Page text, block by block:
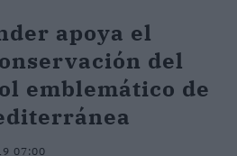
apoya el
del
emblemático de
07:00